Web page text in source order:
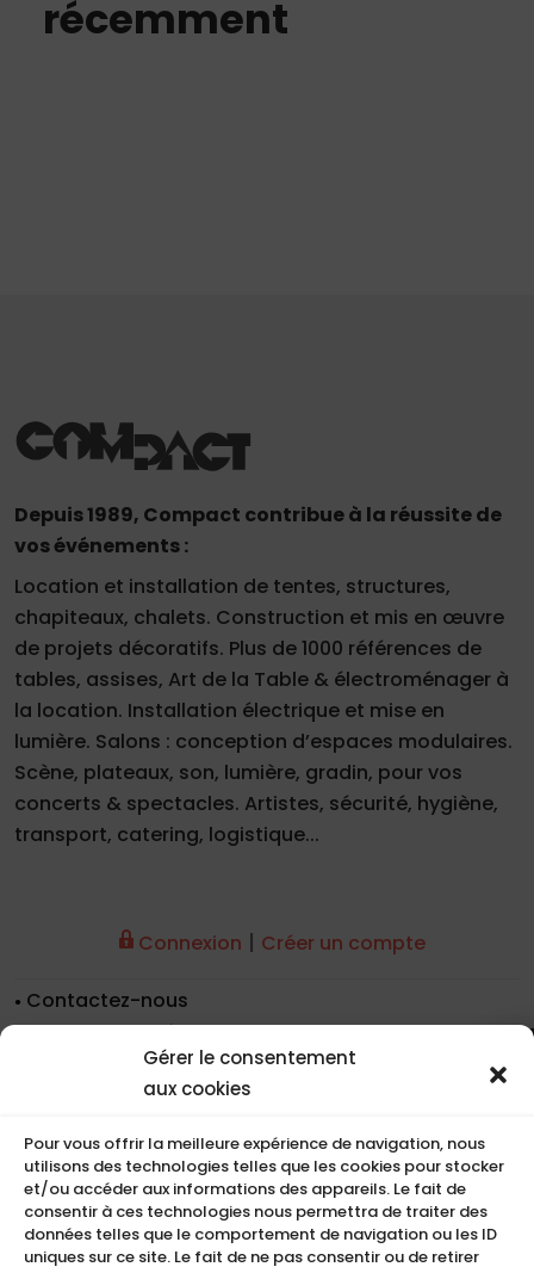
Gérer le consentement
aux cookies
Pour vous offrir la meilleure expérience de navigation, nous
utilisons des technologies telles que les cookies pour stocker
et/ou accéder aux informations des appareils. Le fait de
consentir à ces technologies nous permettra de traiter des
données telles que le comportement de navigation ou les ID
uniques sur ce site. Le fait de ne pas consentir ou de retirer
récemment
Depuis 1989, Compact contribue à la réussite de
vos événements :
Location et installation de tentes, structures,
chapiteaux, chalets. Construction et mis en œuvre
de projets décoratifs. Plus de 1000 références de
tables, assises, Art de la Table & électroménager à
la location. Installation électrique et mise en
lumière. Salons : conception d’espaces modulaires.
Scène, plateaux, son, lumière, gradin, pour vos
concerts & spectacles. Artistes, sécurité, hygiène,
transport, catering, logistique...
Connexion | Créer un compte
Contactez-nous
Nos coordonnées
Nos références
Recrutement
CGU
Mentions légales
Politique de cookies (UE)